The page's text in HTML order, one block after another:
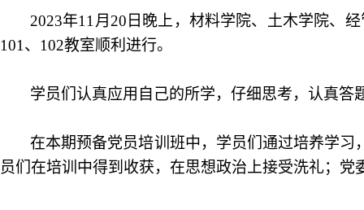
2023年11月20日晚上，材料学院、土木学院、
101、102教室顺利进行。
学员们认真应用自己的所学，仔细思考，认真
在本期预备党员培训 班中，学员们通过培养学习
员们在培训 中得到收获，在思想政治上接受洗礼； 党